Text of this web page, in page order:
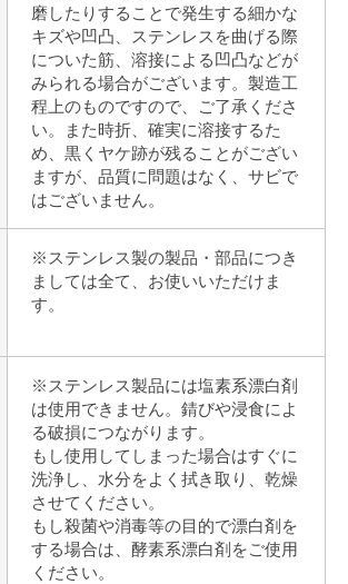
磨したりすることで発生する細かな
キズや凹凸、ステンレスを曲げる際
についた筋、溶接による凹凸などが
みられる場合がございます。製造工
程上のものですので、ご了承くださ
い。また時折、確実に溶接するた
め、黒くヤケ跡が残ることがござい
ますが、品質に問題はなく、サビで
はございません。
※ステンレス製の製品・部品につき
ましては全て、お使いいただけま
す。
※ステンレス製品には塩素系漂白剤
は使用できません。錆びや浸食によ
る破損につながります。
もし使用してしまった場合はすぐに
洗浄し、水分をよく拭き取り、乾燥
させてください。
もし殺菌や消毒等の目的で漂白剤を
する場合は、酵素系漂白剤をご使用
ください。